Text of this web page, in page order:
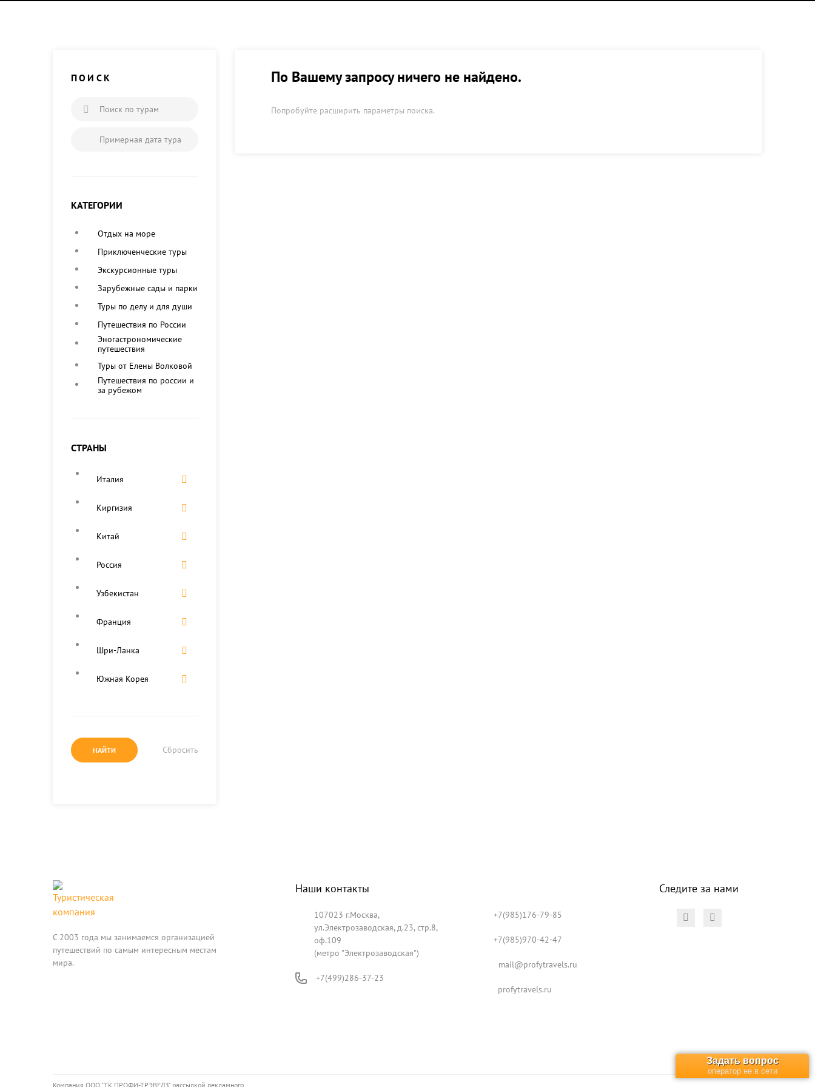
По Вашему запросу ничего не найдено.
Попробуйте расширить параметры поиска.
ПОИСК
Поиск по турам
Примерная дата тура
КАТЕГОРИИ
Отдых на море
Приключенческие туры
Экскурсионные туры
Зарубежные сады и парки
Туры по делу и для души
Путешествия по России
Эногастрономические
путешествия
Туры от Елены Волковой
Путешествия по россии и
за рубежом
СТРАНЫ
Италия
Киргизия
Китай
Россия
Узбекистан
Франция
Шри-Ланка
Южная Корея
НАЙТИ Сбросить
C 2003 года мы занимаемся организацией
путешествий по самым интересным местам
мира.
Следите за нами
Наши контакты
107023 г.Москва,
ул.Электрозаводская, д.23, стр.8,
оф.109
(метро "Электрозаводская")
+7(499)286-37-23
+7(985)176-79-85
+7(985)970-42-47
mail@profytravels.ru
profytravels.ru
Компания ООО "ТК ПРОФИ-ТРЭВЕЛЗ" рассылкой рекламного
Задать вопрос
оператор не в сети